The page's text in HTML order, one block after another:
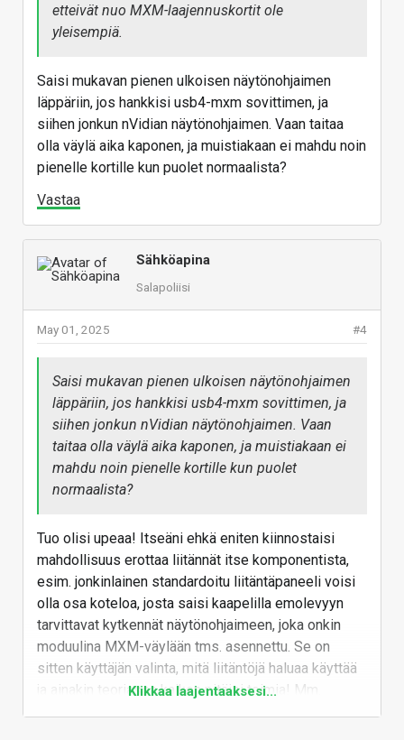
etteivät nuo MXM-laajennuskortit ole
yleisempiä.
Saisi mukavan pienen ulkoisen näytönohjaimen
läppäriin, jos hankkisi usb4-mxm sovittimen, ja
siihen jonkun nVidian näytönohjaimen. Vaan taitaa
olla väylä aika kaponen, ja muistiakaan ei mahdu noin
pienelle kortille kun puolet normaalista?
Vastaa
Sähköapina
Salapoliisi
#4
May 01, 2025
Saisi mukavan pienen ulkoisen näytönohjaimen
läppäriin, jos hankkisi usb4-mxm sovittimen, ja
siihen jonkun nVidian näytönohjaimen. Vaan
taitaa olla väylä aika kaponen, ja muistiakaan ei
mahdu noin pienelle kortille kun puolet
normaalista?
Tuo olisi upeaa! Itseäni ehkä eniten kiinnostaisi
mahdollisuus erottaa liitännät itse komponentista,
esim. jonkinlainen standardoitu liitäntäpaneeli voisi
olla osa koteloa, josta saisi kaapelilla emolevyyn
tarvittavat kytkennät näytönohjaimeen, joka onkin
moduulina MXM-väylään tms. asennettu. Se on
sitten käyttäjän valinta, mitä liitäntöjä haluaa käyttää
ja ainakin teoriassa kaiken pitäisi toimia! Mm.
Klikkaa laajentaaksesi...